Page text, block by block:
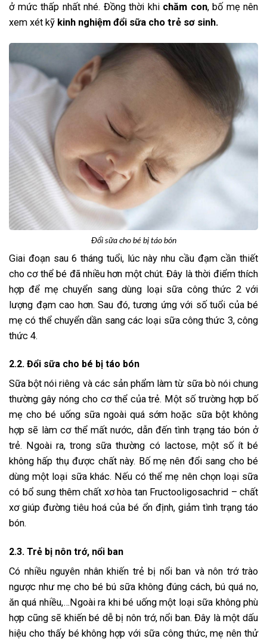
ở mức thấp nhất nhé. Đồng thời khi chăm con, bố mẹ nên
xem xét kỹ kinh nghiệm đổi sữa cho trẻ sơ sinh.
Đổi sữa cho bé bị táo bón
Giai đoạn sau 6 tháng tuổi, lúc này nhu cầu đạm cần thiết
cho cơ thể bé đã nhiều hơn một chút. Đây là thời điểm thích
hợp để mẹ chuyển sang dùng loại sữa công thức 2 với
lượng đạm cao hơn. Sau đó, tương ứng với số tuổi của bé
mẹ có thể chuyển dần sang các loại sữa công thức 3, công
thức 4.
2.2. Đổi sữa cho bé bị táo bón
Sữa bột nói riêng và các sản phẩm làm từ sữa bò nói chung
thường gây nóng cho cơ thể của trẻ. Một số trường hợp bố
mẹ cho bé uống sữa ngoài quá sớm hoặc sữa bột không
hợp sẽ làm cơ thể mất nước, dẫn đến tình trạng táo bón ở
trẻ. Ngoài ra, trong sữa thường có lactose, một số ít bé
không hấp thụ được chất này. Bố mẹ nên đổi sang cho bé
dùng một loại sữa khác. Nếu có thể mẹ nên chọn loại sữa
có bổ sung thêm chất xơ hòa tan Fructooligosachrid – chất
xơ giúp đường tiêu hoá của bé ổn định, giảm tình trạng táo
bón.
2.3. Trẻ bị nôn trớ, nổi ban
Có nhiều nguyên nhân khiến trẻ bị nổi ban và nôn trớ trào
ngược như mẹ cho bé bú sữa không đúng cách, bú quá no,
ăn quá nhiều,…Ngoài ra khi bé uống một loại sữa không phù
hợp cũng sẽ khiến bé dễ bị nôn trớ, nổi ban. Đây là một dấu
hiệu cho thấy bé không hợp với sữa công thức, mẹ nên thử